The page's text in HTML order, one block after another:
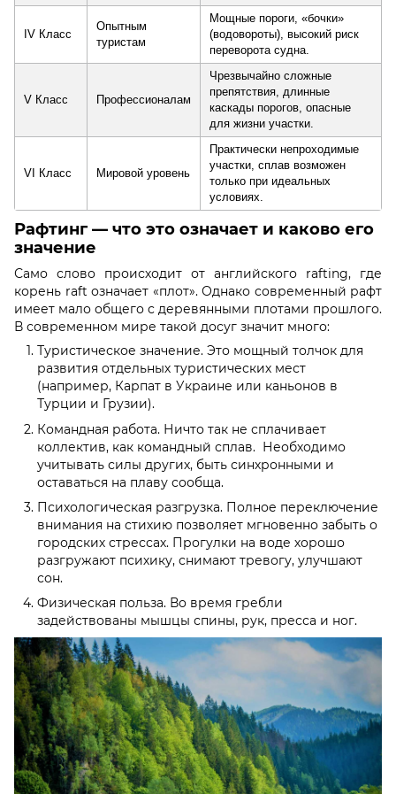
IV Класс
Опытным
туристам
Мощные пороги, «бочки»
(водовороты), высокий риск
переворота судна.
V Класс Профессионалам
Чрезвычайно сложные
препятствия, длинные
каскады порогов, опасные
для жизни участки.
VI Класс Мировой уровень
Практически непроходимые
участки, сплав возможен
только при идеальных
условиях.
Рафтинг — что это означает и каково его
значение
Само слово происходит от английского rafting, где
корень raft означает «плот». Однако современный рафт
имеет мало общего с деревянными плотами прошлого.
В современном мире такой досуг значит много:
Туристическое значение. Это мощный толчок для
развития отдельных туристических мест
(например, Карпат в Украине или каньонов в
Турции и Грузии).
Командная работа. Ничто так не сплачивает
коллектив, как командный сплав. Необходимо
учитывать силы других, быть синхронными и
оставаться на плаву сообща.
Психологическая разгрузка. Полное переключение
внимания на стихию позволяет мгновенно забыть о
городских стрессах. Прогулки на воде хорошо
разгружают психику, снимают тревогу, улучшают
сон.
Физическая польза. Во время гребли
задействованы мышцы спины, рук, пресса и ног.